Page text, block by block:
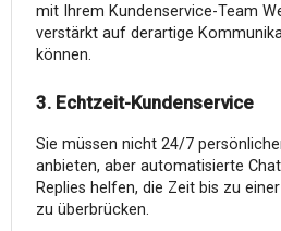
mit Ihrem Kundenservice-Team
verstärkt auf derartige
können.
3. Echtzeit-Kundenservice
Sie müssen nicht 24/7
anbieten, aber automatisierte
Replies helfen, die Zeit bis zu
zu überbrücken.